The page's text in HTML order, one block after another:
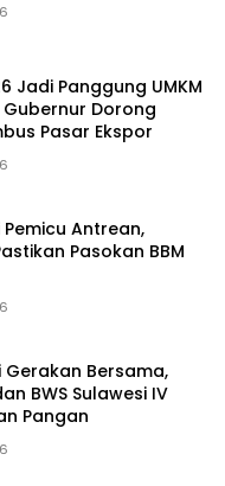
Jadi Panggung UMKM
Gubernur Dorong
Pasar Ekspor
Antrean,
Pasokan BBM
Gerakan Bersama,
BWS Sulawesi IV
Pangan